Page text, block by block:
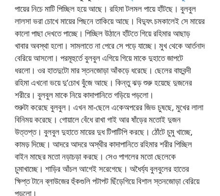
পায়ের নিচে মাটি পিচ্ছিল হয়ে আছে। রহিমা টলমল পায়ে হাঁটছে। বুলবুল
লালসা ভরা চোখে মায়ের পিছনে তাকিয়ে আছে। বিদ্যুৎ চমকালেই সে মায়ের
কালো পাছা দেখতে পাচ্ছে। পিচ্ছিল উঠানে হাঁটতে গিয়ে রহিমার আছাড়
খাবার অবস্থা হলো। সামলাতে না পেরে সে পড়ে যাচ্ছে। মুখ থেকে আর্তনাদ
বেরিয়ে আসলো। পরমূহুর্তে বুলবুল এগিয়ে গিয়ে মাকে দুহাতে জাপটে
ধরলো। ওর হাতদুটো মার স্তনজোড়া আঁকড়ে ধরেছে। ছেলের বাহুবন্দী
রহিমা এখনো ভয়ে দু’চোখ বুঁজে আছে। কিন্তু ঝড় শুরু হয়েছে দুজনের
শরীরে। বুলবুল মাকে নিয়ে কাদাপানিতে গড়িয়ে পড়লো।
শুরুটা করেছে বুলবুল। এখন মা-ছেলে একেঅপরের জিভ চুষছে, মুখের লালা
বিনিময় করেছে। গোয়ালে বেঁধে রাখা গাই আর ষাঁড়ের মতোই দুজন
উত্তপ্ত। বুলবুল দুহাতে মায়ের দুধ টিপাটিপি করছে। ঠোঁটে চুমু খাচ্ছে,
কামড় দিচ্ছে। আদরে আদরে অস্থীর কাদাপানিতে রহিমার শরীর পিচ্ছিল
বাইন মাছের মতো নড়াচড়া করছে। সেও পাগলের মতো ছেলেকে
চুমাখাচ্ছে। শাড়ির আঁচল আগেই সরেগেছে। অধৈর্য্য বুলবুলের হাতের
ক্ষিপ্ত টানে ব্লাউজের হুঁকগুলি পটাপট ছিঁড়েগিয়ে বিশাল স্তনজোড়া বেরিয়ে
পড়লো।